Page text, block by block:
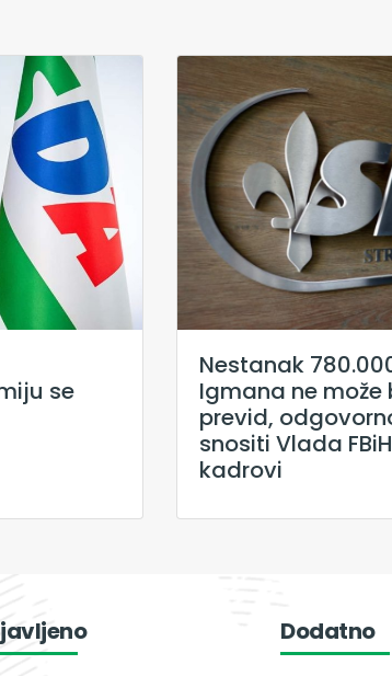
se
Nestanak
Igmana ne
previd,
snositi Vlada
kadrovi
Dodatno